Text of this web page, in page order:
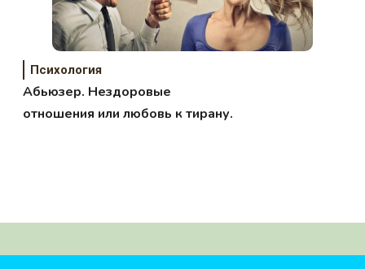
Психология
Абьюзер. Нездоровые
отношения или любовь к тирану.